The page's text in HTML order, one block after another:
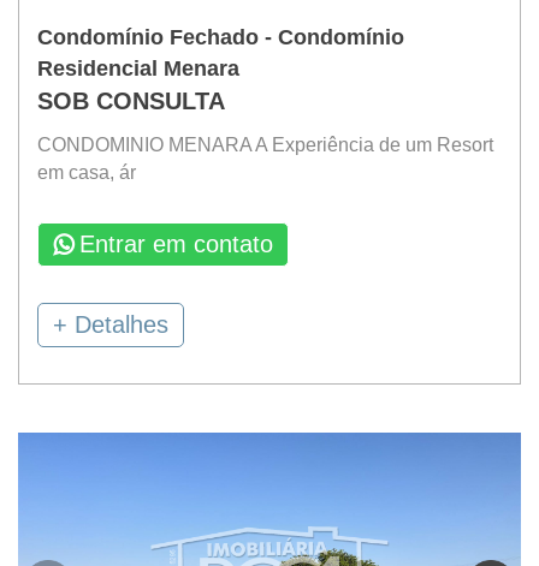
Condomínio Fechado - Condomínio
Residencial Menara
SOB CONSULTA
CONDOMINIO MENARA A Experiência de um Resort
em casa, ár
Entrar em contato
+ Detalhes